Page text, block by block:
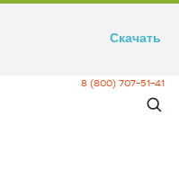
8 (800) 707-51-41
Скачать